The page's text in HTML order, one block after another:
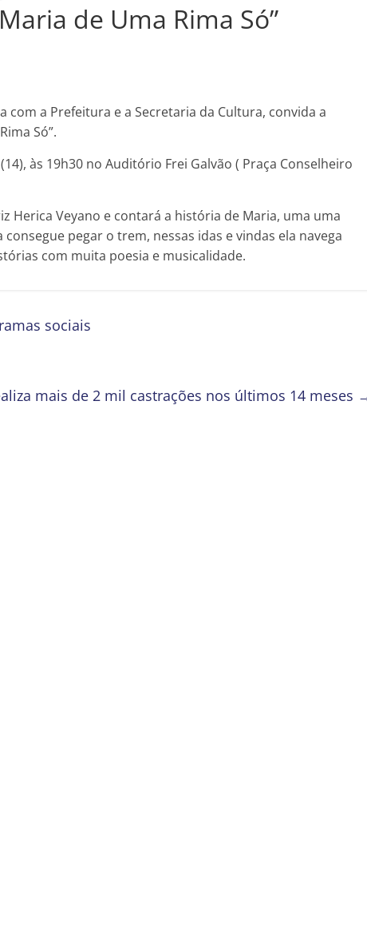
de Uma Rima Só”
com a Prefeitura e a Secretaria da Cultura, convida a
Só”.
às 19h30 no Auditório Frei Galvão ( Praça Conselheiro
Herica Veyano e contará a história de Maria, uma uma
pegar o trem, nessas idas e vindas ela navega
com muita poesia e musicalidade.
sociais
mais de 2 mil castrações nos últimos 14 meses